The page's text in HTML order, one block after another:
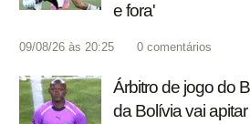
e fora'
09/08/26 às 20:25 0 comentários
Árbitro de jogo do
da Bolívia vai